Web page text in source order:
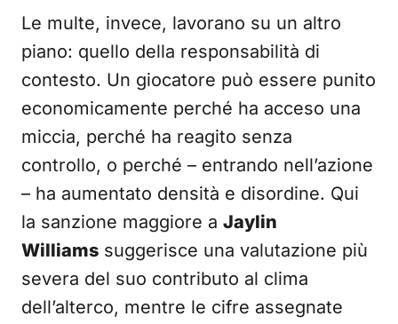
Le multe, invece, lavorano su un altro
piano: quello della responsabilità di
contesto. Un giocatore può essere punito
economicamente perché ha acceso una
miccia, perché ha reagito senza
controllo, o perché – entrando nell’azione
– ha aumentato densità e disordine. Qui
la sanzione maggiore a Jaylin
Williams suggerisce una valutazione più
severa del suo contributo al clima
dell’alterco, mentre le cifre assegnate